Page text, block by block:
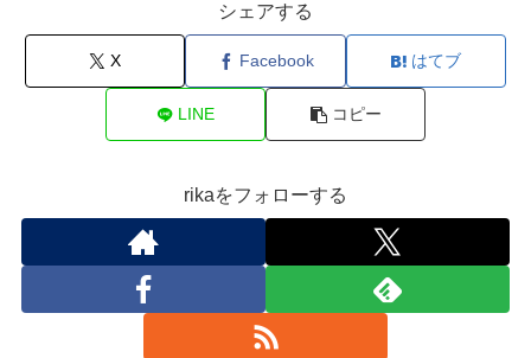
シェアする
X Facebook はてブ
LINE コピー
rikaをフォローする